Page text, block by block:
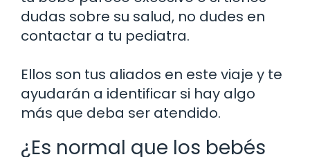
dudas sobre su salud, no dudes en
contactar a tu pediatra.
Ellos son tus aliados en este viaje y te
ayudarán a identificar si hay algo
más que deba ser atendido.
¿Es normal que los bebés